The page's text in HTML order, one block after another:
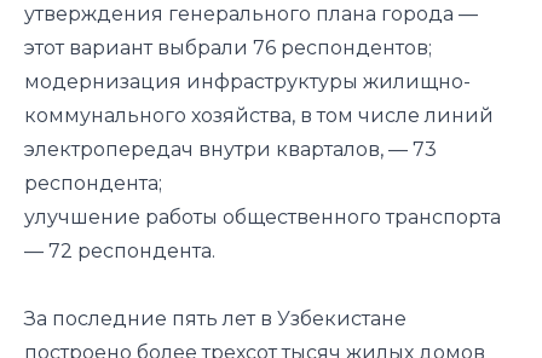
утверждения генерального плана города —
этот вариант выбрали 76 респондентов;
модернизация инфраструктуры жилищно-
коммунального хозяйства, в том числе линий
электропередач внутри кварталов, — 73
респондента;
улучшение работы общественного транспорта
— 72 респондента.
За последние пять лет в Узбекистане
построено более трехсот тысяч жилых домов